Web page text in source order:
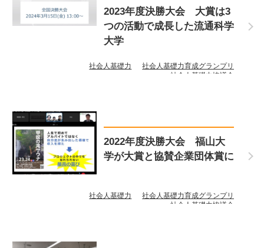
2023年度決勝大会 大賞は3
つの活動で成長した流通科学
大学
社会人基礎力
社会人基礎力育成グランプリ
社会人基礎力協議会
2022年度決勝大会 福山大
学が大賞と協賛企業団体賞に
社会人基礎力
社会人基礎力育成グランプリ
社会人基礎力協議会